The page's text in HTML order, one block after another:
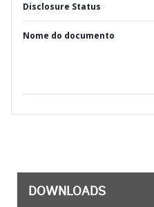
Disclosure Status
Nome do documento
DOWNLOADS